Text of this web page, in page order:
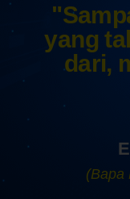
yang
dari,
(Bapa